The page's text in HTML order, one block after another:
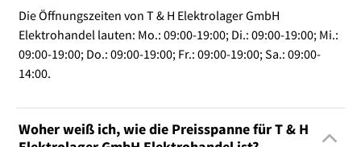
Die Öffnungszeiten von T & H Elektrolager GmbH
Elektrohandel lauten: Mo.: 09:00-19:00; Di.: 09:00-19:00; Mi.:
09:00-19:00; Do.: 09:00-19:00; Fr.: 09:00-19:00; Sa.: 09:00-
14:00.
Woher weiß ich, wie die Preisspanne für T & H